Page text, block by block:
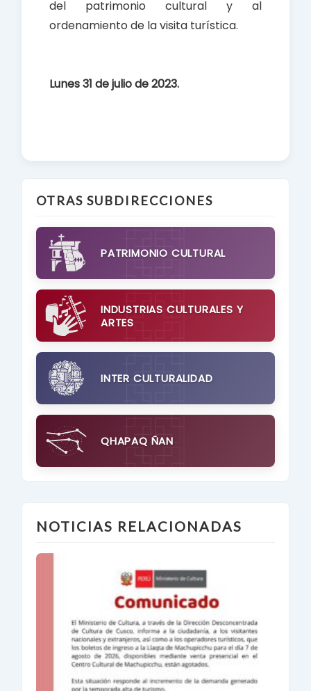
del patrimonio cultural y al
ordenamiento de la visita turística.
Lunes 31 de julio de 2023.
OTRAS SUBDIRECCIONES
PATRIMONIO CULTURAL
INDUSTRIAS CULTURALES Y
ARTES
INTER CULTURALIDAD
QHAPAQ ÑAN
NOTICIAS RELACIONADAS